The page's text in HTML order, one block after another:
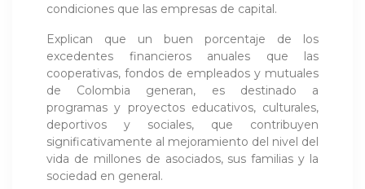
condiciones que las empresas de capital.
Explican que un buen porcentaje de los
excedentes financieros anuales que las
cooperativas, fondos de empleados y mutuales
de Colombia generan, es destinado a
programas y proyectos educativos, culturales,
deportivos y sociales, que contribuyen
significativamente al mejoramiento del nivel del
vida de millones de asociados, sus familias y la
sociedad en general.